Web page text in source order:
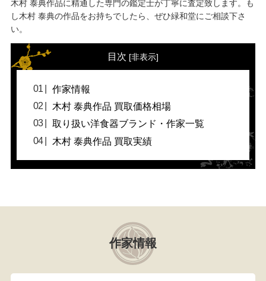
木村 泰典作品に精通した専門の鑑定士が丁寧に査定致します。も
し木村 泰典の作品をお持ちでしたら、ぜひ緑和堂にご相談下さ
い。
目次 [非表示]
作家情報
木村 泰典作品 買取価格相場
取り扱い洋食器ブランド・作家一覧
木村 泰典作品 買取実績
作家情報